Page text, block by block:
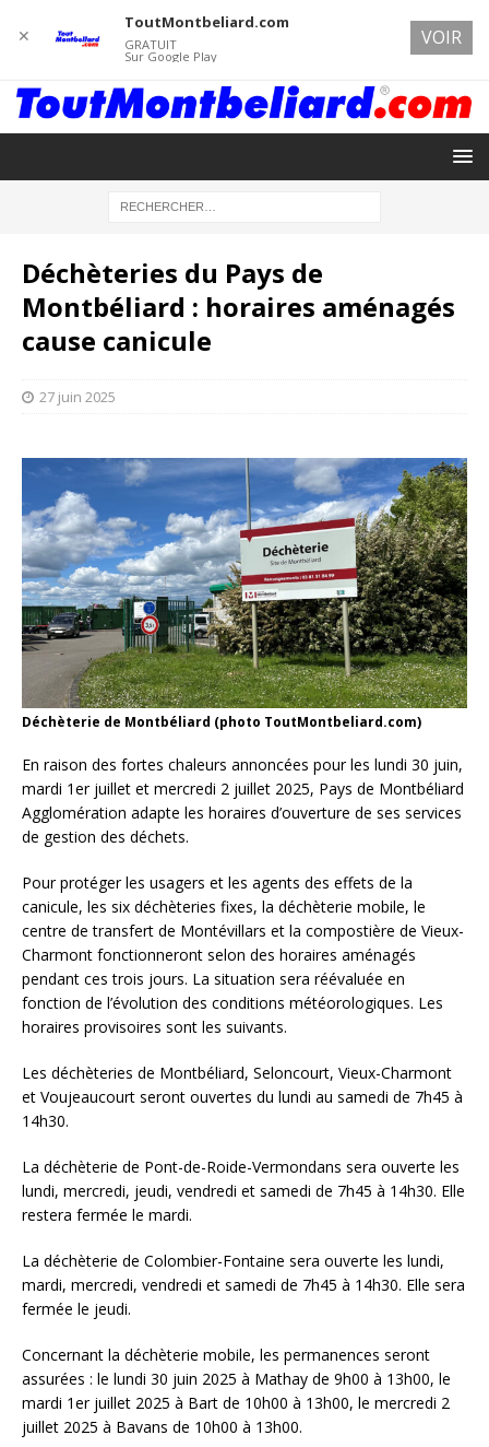
Déchèteries du Pays de
Montbéliard : horaires aménagés
cause canicule
27 juin 2025
Déchèterie de Montbéliard (photo ToutMontbeliard.com)
En raison des fortes chaleurs annoncées pour les lundi 30 juin,
mardi 1er juillet et mercredi 2 juillet 2025, Pays de Montbéliard
Agglomération adapte les horaires d’ouverture de ses services
de gestion des déchets.
Pour protéger les usagers et les agents des effets de la
canicule, les six déchèteries fixes, la déchèterie mobile, le
centre de transfert de Montévillars et la compostière de Vieux-
Charmont fonctionneront selon des horaires aménagés
pendant ces trois jours. La situation sera réévaluée en
fonction de l’évolution des conditions météorologiques. Les
horaires provisoires sont les suivants.
Les déchèteries de Montbéliard, Seloncourt, Vieux-Charmont
et Voujeaucourt seront ouvertes du lundi au samedi de 7h45 à
14h30.
La déchèterie de Pont-de-Roide-Vermondans sera ouverte les
lundi, mercredi, jeudi, vendredi et samedi de 7h45 à 14h30. Elle
restera fermée le mardi.
La déchèterie de Colombier-Fontaine sera ouverte les lundi,
mardi, mercredi, vendredi et samedi de 7h45 à 14h30. Elle sera
fermée le jeudi.
Concernant la déchèterie mobile, les permanences seront
assurées : le lundi 30 juin 2025 à Mathay de 9h00 à 13h00, le
mardi 1er juillet 2025 à Bart de 10h00 à 13h00, le mercredi 2
juillet 2025 à Bavans de 10h00 à 13h00.
✕
ToutMontbeliard.com
GRATUIT
Sur Google Play
VOIR